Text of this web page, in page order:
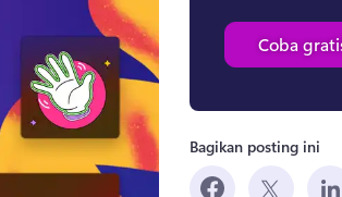
Coba
Bagikan posting ini